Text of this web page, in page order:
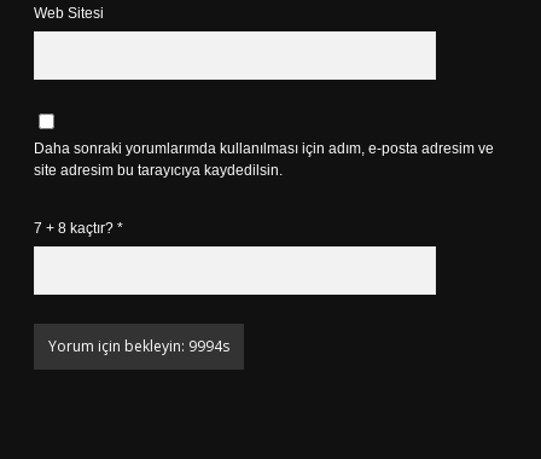
Web Sitesi
Daha sonraki yorumlarımda kullanılması için adım, e-posta adresim ve
site adresim bu tarayıcıya kaydedilsin.
7 + 8 kaçtır? *